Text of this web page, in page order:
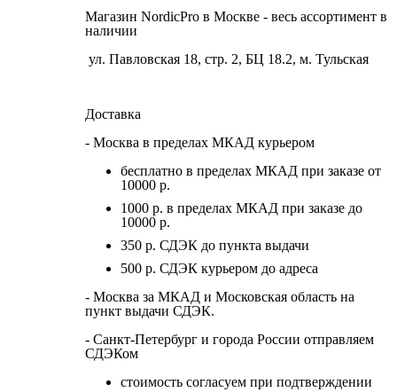
Магазин NordicPro в Москве - весь ассортимент в
наличии
ул. Павловская 18, стр. 2, БЦ 18.2, м. Тульская
Доставка
- Москва в пределах МКАД курьером
бесплатно в пределах МКАД при заказе от
10000 р.
1000 р. в пределах МКАД при заказе до
10000 р.
350 р. СДЭК до пункта выдачи
500 р. СДЭК курьером до адреса
- Москва за МКАД и Московская область на
пункт выдачи СДЭК.
- Санкт-Петербург и города России отправляем
СДЭКом
стоимость согласуем при подтверждении